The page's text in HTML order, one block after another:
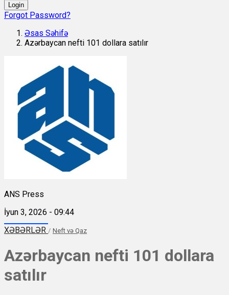
Login
Forgot Password?
Əsas Səhifə
Azərbaycan nefti 101 dollara satılır
ANS Press
İyun 3, 2026 - 09:44
XƏBƏRLƏR / Neft və Qaz
Azərbaycan nefti 101 dollara
satılır